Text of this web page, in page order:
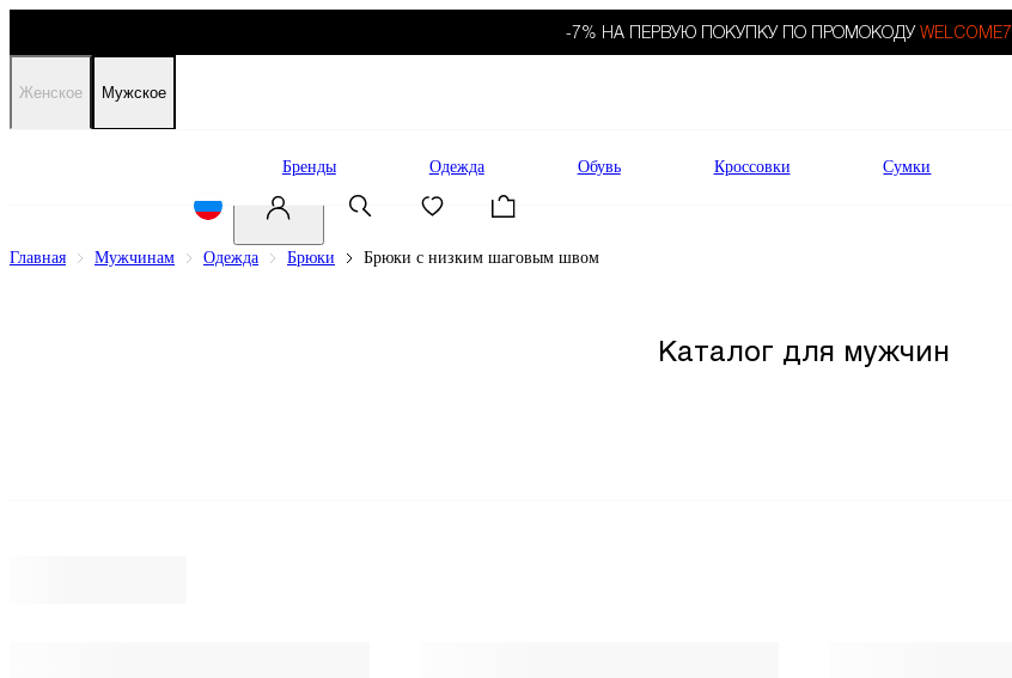
-7% НА ПЕРВУЮ ПОКУПКУ ПО ПРОМОКОДУ WELCOME7.
Женское Мужское
Бренды Одежда Обувь Кроссовки Сумки
Главная Мужчинам Одежда Брюки Брюки с низким шаговым швом
Каталог для мужчин